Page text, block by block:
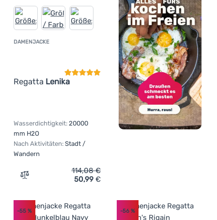
DAMENJACKE
Regatta Lenika
Kundenbewertung
Wasserdichtigkeit: 20000
mm H2O
Nach Aktivitäten: Stadt /
Wandern
Zum Vergleich 'Damenjacke Regatta Lenika' hinzufügen
114,08€
50,99 €
-55 % -56%